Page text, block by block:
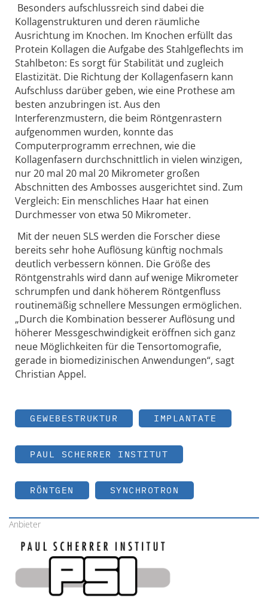
Besonders aufschlussreich sind dabei die
Kollagenstrukturen und deren räumliche
Ausrichtung im Knochen. Im Knochen erfüllt das
Protein Kollagen die Aufgabe des Stahlgeflechts im
Stahlbeton: Es sorgt für Stabilität und zugleich
Elastizität. Die Richtung der Kollagenfasern kann
Aufschluss darüber geben, wie eine Prothese am
besten anzubringen ist. Aus den
Interferenzmustern, die beim Röntgenrastern
aufgenommen wurden, konnte das
Computerprogramm errechnen, wie die
Kollagenfasern durchschnittlich in vielen winzigen,
nur 20 mal 20 mal 20 Mikrometer großen
Abschnitten des Ambosses ausgerichtet sind. Zum
Vergleich: Ein menschliches Haar hat einen
Durchmesser von etwa 50 Mikrometer.
Mit der neuen SLS werden die Forscher diese
bereits sehr hohe Auflösung künftig nochmals
deutlich verbessern können. Die Größe des
Röntgenstrahls wird dann auf wenige Mikrometer
schrumpfen und dank höherem Röntgenfluss
routinemäßig schnellere Messungen ermöglichen.
„Durch die Kombination besserer Auflösung und
höherer Messgeschwindigkeit eröffnen sich ganz
neue Möglichkeiten für die Tensortomografie,
gerade in biomedizinischen Anwendungen“, sagt
Christian Appel.
GEWEBESTRUKTUR IMPLANTATE
PAUL SCHERRER INSTITUT
RÖNTGEN SYNCHROTRON
Anbieter